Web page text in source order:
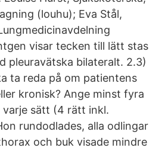
(louhu); Eva Stål,
visar tecken till lätt stas
pleuravätska bilateralt. 2.3)
ta reda på om patientens
kronisk? Ange minst fyra
sätt (4 rätt inkl.
rundodlades, alla odlingar
och buk visade mindre